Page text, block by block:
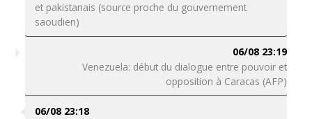
et pakistanais (source proche du gouvernement
saoudien)
06/08 23:19
Venezuela: début du dialogue entre pouvoir et
opposition à Caracas (AFP)
06/08 23:18